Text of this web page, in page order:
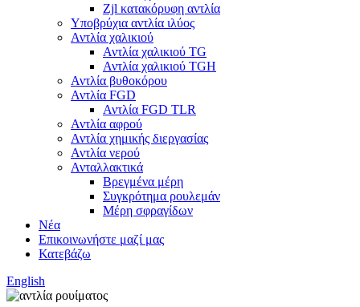
Zjl κατακόρυφη αντλία
Υποβρύχια αντλία ιλύος
Αντλία χαλικιού
Αντλία χαλικιού TG
Αντλία χαλικιού TGH
Αντλία βυθοκόρου
Αντλία FGD
Αντλία FGD TLR
Αντλία αφρού
Αντλία χημικής διεργασίας
Αντλία νερού
Ανταλλακτικά
Βρεγμένα μέρη
Συγκρότημα ρουλεμάν
Μέρη σφραγίδων
Νέα
Επικοινωνήστε μαζί μας
Κατεβάζω
English